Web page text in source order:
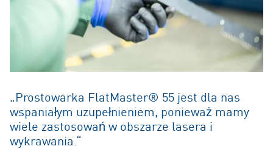
„Prostowarka FlatMaster® 55 jest dla nas
wspaniałym uzupełnieniem, ponieważ mamy
wiele zastosowań w obszarze lasera i
wykrawania.“